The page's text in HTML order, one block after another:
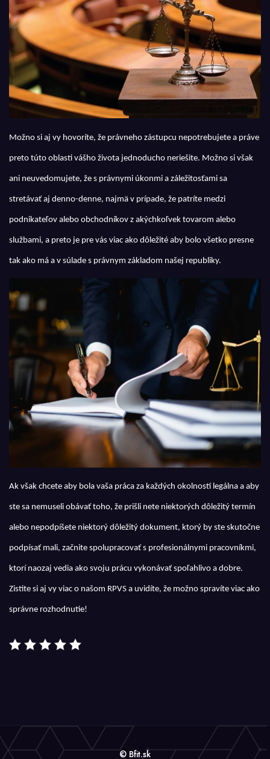
Možno si aj vy hovoríte, že právneho zástupcu nepotrebujete a práve
preto túto oblasti vášho života jednoducho neriešite. Možno si však
ani neuvedomujete, že s právnymi úkonmi a záležitosťami sa
stretávať aj denno-denne, najmä v prípade, že patríte medzi
podnikateľov alebo obchodníkov z akýchkoľvek tovarom alebo
službami, a preto je pre vás viac ako dôležité aby bolo všetko presne
tak ako má a v súlade s právnym základom našej republiky.
Ak však chcete aby bola vaša práca za každých okolností legálna a aby
ste sa nemuseli obávať toho, že prišli nete niektorých dôležitý termín
alebo nepodpíšete niektorý dôležitý dokument, ktorý by ste skutočne
podpísať mali, začnite spolupracovať s profesionálnymi pracovníkmi,
ktorí naozaj vedia ako svoju prácu vykonávať spoľahlivo a dobre.
Zistite si aj vy viac o našom RPVS a uvidíte, že možno spravíte viac ako
správne rozhodnutie!
© Bfit.sk